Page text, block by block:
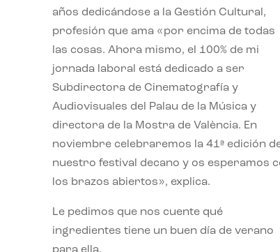
años dedicándose a la Gestión Cultural,
profesión que ama «por encima de todas
las cosas. Ahora mismo, el 100% de mi
jornada laboral está dedicado a ser
Subdirectora de Cinematografía y
Audiovisuales del Palau de la Música y
directora de la Mostra de València. En
noviembre celebraremos la 41ª edición
nuestro festival decano y os esperamos
los brazos abiertos», explica.
Le pedimos que nos cuente qué
ingredientes tiene un buen día de verano
para ella.